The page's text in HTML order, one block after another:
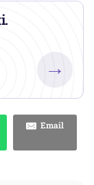
→
Email